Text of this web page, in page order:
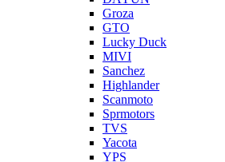
Groza
GTO
Lucky Duck
MIVI
Sanchez
Highlander
Scanmoto
Sprmotors
TVS
Yacota
YPS